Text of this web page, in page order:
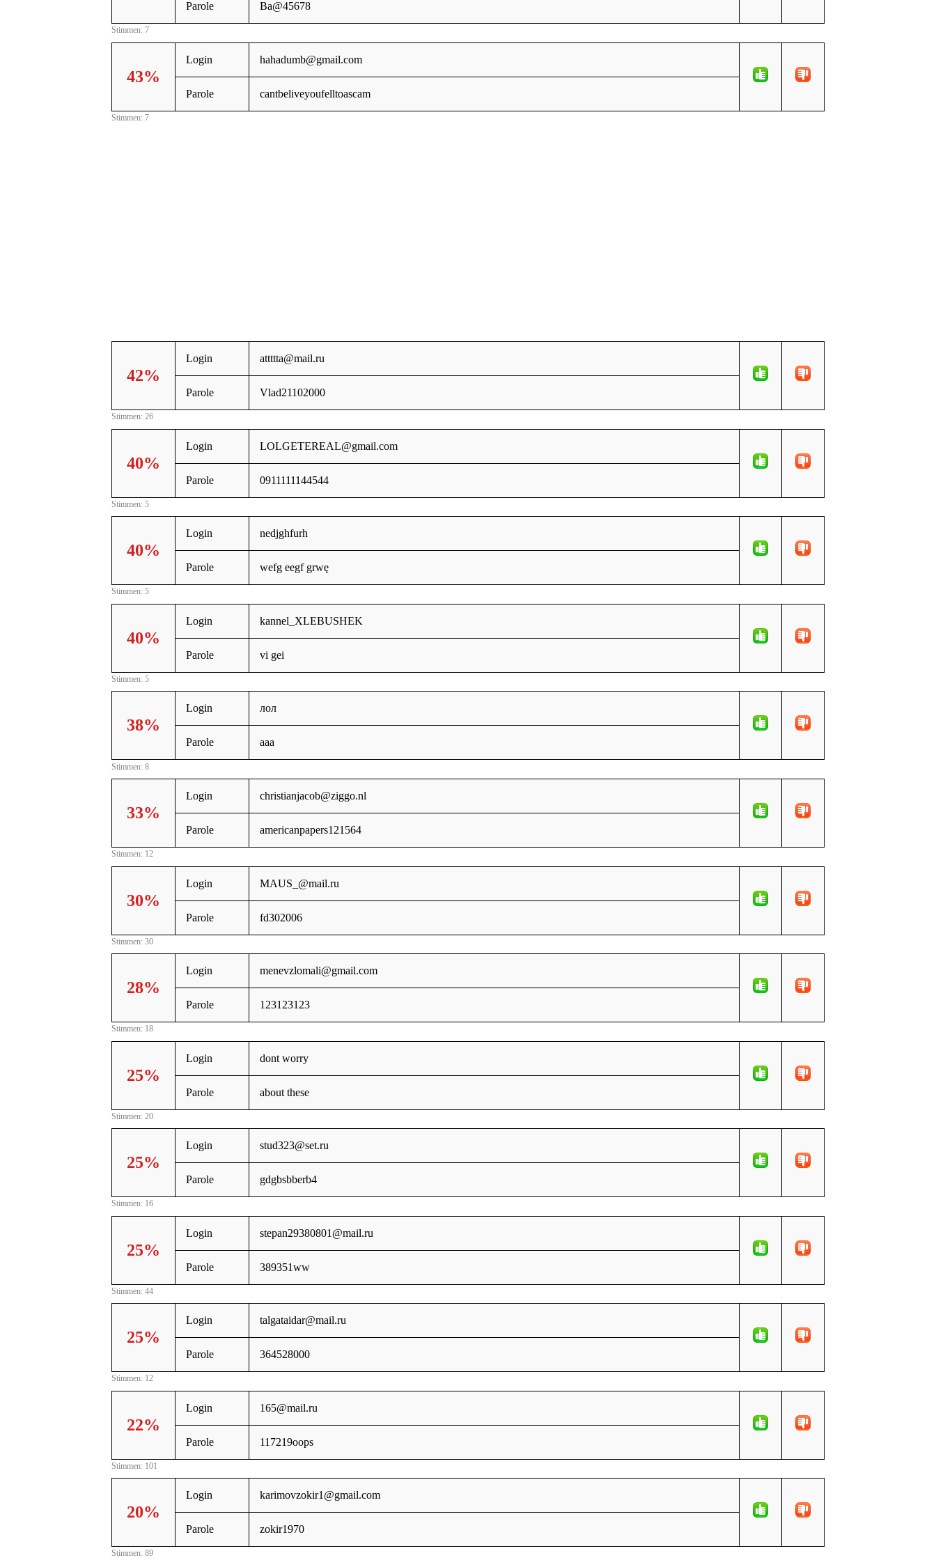
Parole Ba@45678
Stimmen: 7
43%
Login hahadumb@gmail.com
Parole cantbeliveyoufelltoascam
Stimmen: 7
42%
Login attttta@mail.ru
Parole Vlad21102000
Stimmen: 26
40%
Login LOLGETEREAL@gmail.com
Parole 0911111144544
Stimmen: 5
40%
Login nedjghfurh
Parole wefg eegf grwę
Stimmen: 5
40%
Login kannel_XLEBUSHEK
Parole vi gei
Stimmen: 5
38%
Login лол
Parole ааа
Stimmen: 8
33%
Login christianjacob@ziggo.nl
Parole americanpapers121564
Stimmen: 12
30%
Login MAUS_@mail.ru
Parole fd302006
Stimmen: 30
28%
Login menevzlomali@gmail.com
Parole 123123123
Stimmen: 18
25%
Login dont worry
Parole about these
Stimmen: 20
25%
Login stud323@set.ru
Parole gdgbsbberb4
Stimmen: 16
25%
Login stepan29380801@mail.ru
Parole 389351ww
Stimmen: 44
25%
Login talgataidar@mail.ru
Parole 364528000
Stimmen: 12
22%
Login 165@mail.ru
Parole 117219oops
Stimmen: 101
20%
Login karimovzokir1@gmail.com
Parole zokir1970
Stimmen: 89